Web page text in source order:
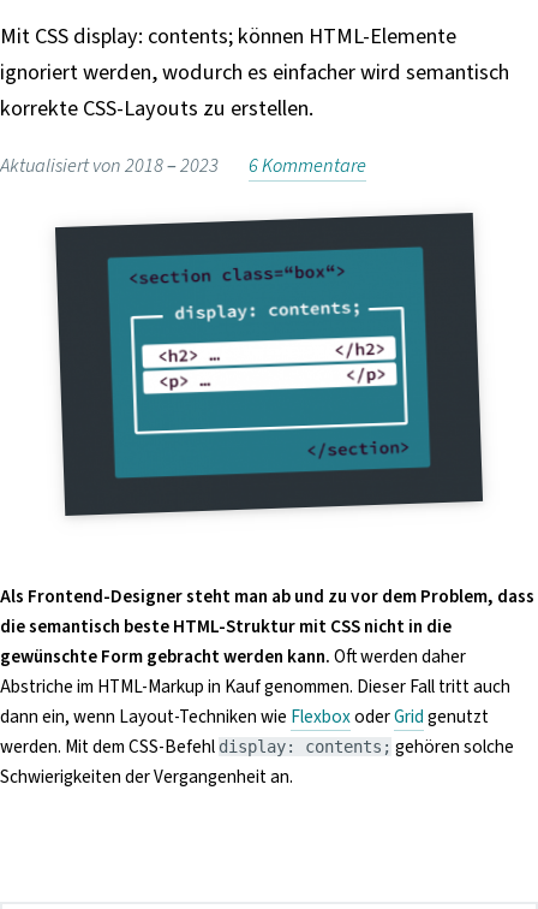
t
s
p
i
Mit CSS display: contents; können HTML-Elemente
ignoriert werden, wodurch es einfacher wird semantisch
korrekte CSS-Layouts zu erstellen.
Aktualisiert von 2018 –2023 6 Kommentare
Als Frontend-Designer steht man ab und zu vor dem Problem, dass
die semantisch beste HTML-Struktur mit CSS nicht in die
gewünschte Form gebracht werden kann.Oft werden daher
Abstriche im HTML-Markup in Kauf genommen. Dieser Fall tritt auch
dann ein, wenn Layout-Techniken wie FlexboxoderGridgenutzt
werden. Mit dem CSS-Befehl display: contents; gehören solche
Schwierigkeiten der Vergangenheit an.